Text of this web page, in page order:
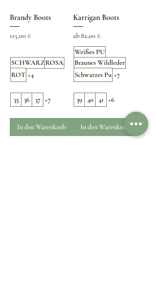
Brandy Boots
Preis
115,00 €
SCHWARZROSA
ROT +4
35 36 37 +7
In den Warenkorb
Karrigan Boots
ab82,00 €
Sale-Preis
Weißes PU
Braunes Wildleder
Schwarzes Pu +7
39 40 41 +6
In den Warenkorb